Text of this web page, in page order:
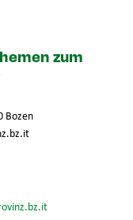
zum
Bozen